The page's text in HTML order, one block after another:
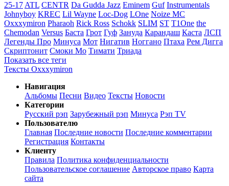
25-17 ATL CENTR Da Gudda Jazz Eminem Guf Instrumentals
Johnyboy KREC Lil Wayne Loc-Dog LOne Noize MC
Oxxxymiron Pharaoh Rick Ross Schokk SLIM ST T1One the
Chemodan Versus Баста Грот Гуф Зануда Карандаш Каста ЛСП
Легенды Про Минуса Мот Нигатив Ноггано Птаха Рем Дигга
Скриптонит Смоки Мо Тимати Триада
Показать все теги
Тексты Oxxxymiron
Навигация
Альбомы Песни Видео Тексты Новости
Категории
Русский рэп Зарубежный рэп Минуса Рэп TV
Пользователю
Главная Последние новости Последние комментарии
Регистрация Контакты
Клиенту
Правила Политика конфиденциальности
Пользовательское соглашение Авторское право Карта
сайта